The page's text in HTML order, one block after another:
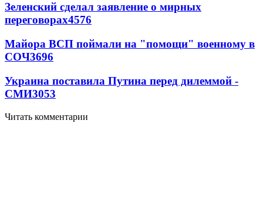
Зеленский сделал заявление о мирных
переговорах4576
Майора ВСП поймали на "помощи" военному в
СОЧ3696
Украина поставила Путина перед дилеммой -
СМИ3053
Читать комментарии